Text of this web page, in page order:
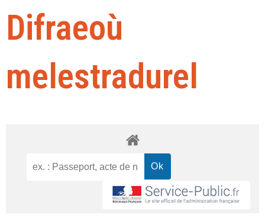
Difraeoù
melestradurel